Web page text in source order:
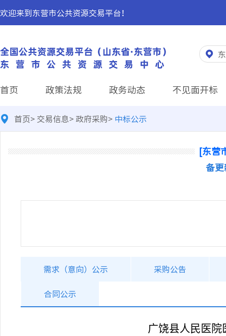
欢迎来到东营市公共资源交易平台！
首页 政策法规 政务动态 不见面开标
首页> 交易信息>政府采购> 中标公示
[东营
备
需求（意向）公示 采购公告
合同公示
广饶县人民医